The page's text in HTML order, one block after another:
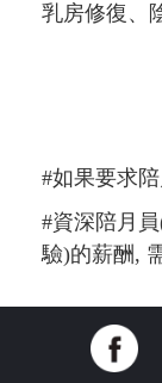
乳房修復、
#如果要求
#資深陪月
驗)的薪酬,